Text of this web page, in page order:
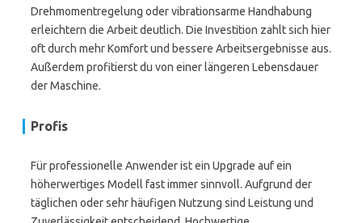
Drehmomentregelung oder vibrationsarme Handhabung
erleichtern die Arbeit deutlich. Die Investition zahlt sich hier
oft durch mehr Komfort und bessere Arbeitsergebnisse aus.
Außerdem profitierst du von einer längeren Lebensdauer
der Maschine.
Profis
Für professionelle Anwender ist ein Upgrade auf ein
höherwertiges Modell fast immer sinnvoll. Aufgrund der
täglichen oder sehr häufigen Nutzung sind Leistung und